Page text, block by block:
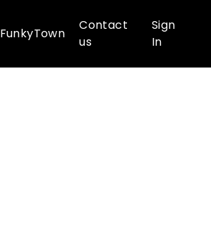
FunkyTown
Contact
us
Sign
In